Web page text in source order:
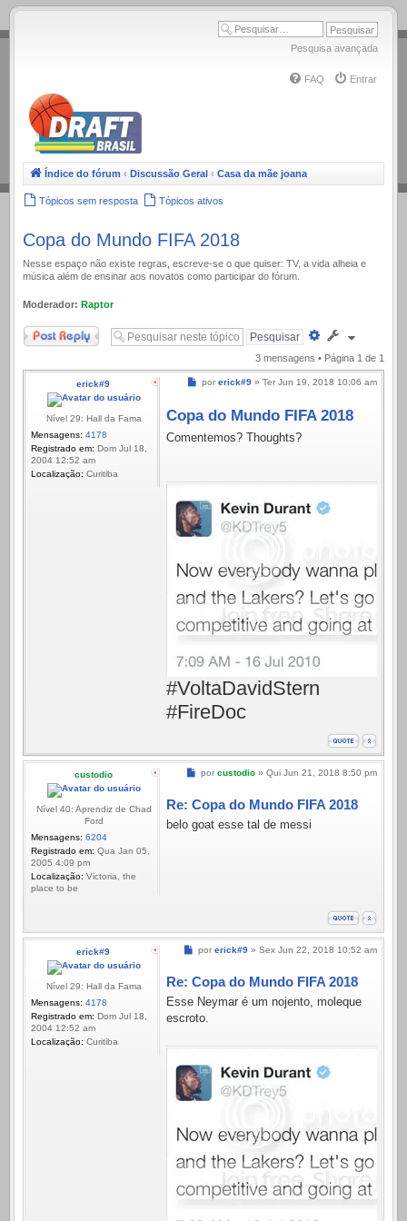
.
Pesquisa avançada
FAQ Entrar
Índice do fórum ‹ Discussão Geral ‹ Casa da mãe joana
Tópicos sem resposta Tópicos ativos
Copa do Mundo FIFA 2018
Nesse espaço não existe regras, escreve-se o que quiser: TV, a vida alheia e
música além de ensinar aos novatos como participar do fórum.
Moderador: Raptor
Responder
Pesquisa
avançada
3 mensagens • Página 1 de 1
erick#9
Nível 29: Hall da Fama
Mensagens: 4178
Registrado em: Dom Jul 18,
2004 12:52 am
Localização: Curitiba
Mensagem
por erick#9 » Ter Jun 19, 2018 10:06 am
Copa do Mundo FIFA 2018
Comentemos? Thoughts?
#VoltaDavidStern
#FireDoc
custodio
Nível 40: Aprendiz de Chad
Ford
Mensagens: 6204
Registrado em: Qua Jan 05,
2005 4:09 pm
Localização: Victoria, the
place to be
Mensagem
por custodio » Qui Jun 21, 2018 8:50 pm
Re: Copa do Mundo FIFA 2018
belo goat esse tal de messi
erick#9
Nível 29: Hall da Fama
Mensagens: 4178
Registrado em: Dom Jul 18,
2004 12:52 am
Localização: Curitiba
Mensagem
por erick#9 » Sex Jun 22, 2018 10:52 am
Re: Copa do Mundo FIFA 2018
Esse Neymar é um nojento, moleque
escroto.